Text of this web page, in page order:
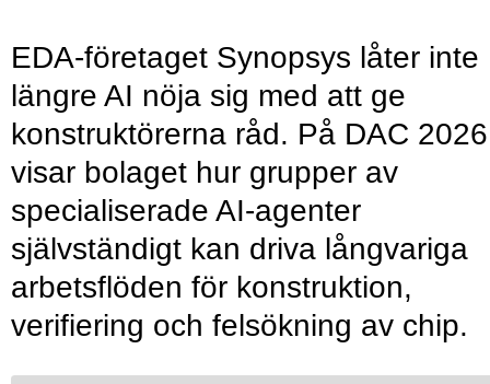
EDA-företaget Synopsys låter inte
längre AI nöja sig med att ge
konstruktörerna råd. På DAC 2026
visar bolaget hur grupper av
specialiserade AI-agenter
självständigt kan driva långvariga
arbetsflöden för konstruktion,
verifiering och felsökning av chip.